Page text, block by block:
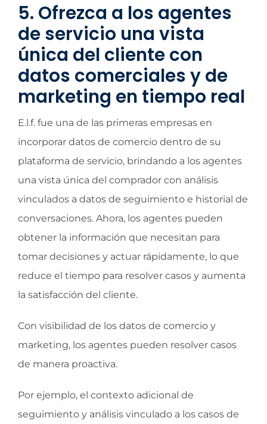
5. Ofrezca a los agentes
de servicio una vista
única del cliente con
datos comerciales y de
marketing en tiempo real
E.l.f. fue una de las primeras empresas en
incorporar datos de comercio dentro de su
plataforma de servicio, brindando a los agentes
una vista única del comprador con análisis
vinculados a datos de seguimiento e historial de
conversaciones. Ahora, los agentes pueden
obtener la información que necesitan para
tomar decisiones y actuar rápidamente, lo que
reduce el tiempo para resolver casos y aumenta
la satisfacción del cliente.
Con visibilidad de los datos de comercio y
marketing, los agentes pueden resolver casos
de manera proactiva.
Por ejemplo, el contexto adicional de
seguimiento y análisis vinculado a los casos de